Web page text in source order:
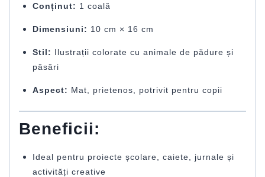
Conținut: 1 coală
Dimensiuni: 10 cm × 16 cm
Stil: Ilustrații colorate cu animale de pădure și
păsări
Aspect: Mat, prietenos, potrivit pentru copii
Beneficii:
Ideal pentru proiecte școlare, caiete, jurnale și
activități creative